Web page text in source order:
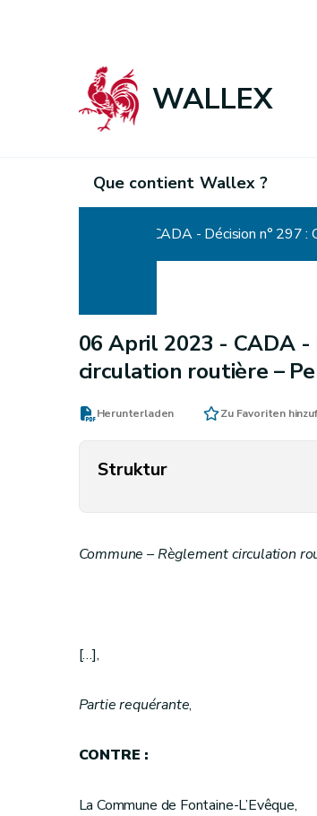
WALLEX
Que contient Wallex ?
CADA - Décision n° 297
06 April 2023 - CADA -
circulation routière –
Herunterladen Zu Favoriten
Struktur
Commune – Règlement circulation
[…],
Partie requérante,
CONTRE :
La Commune de Fontaine-L’Evêque,